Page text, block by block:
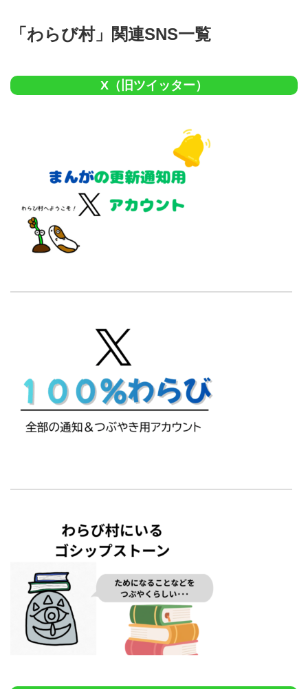
「わらび村」関連SNS一覧
X（旧ツイッター）